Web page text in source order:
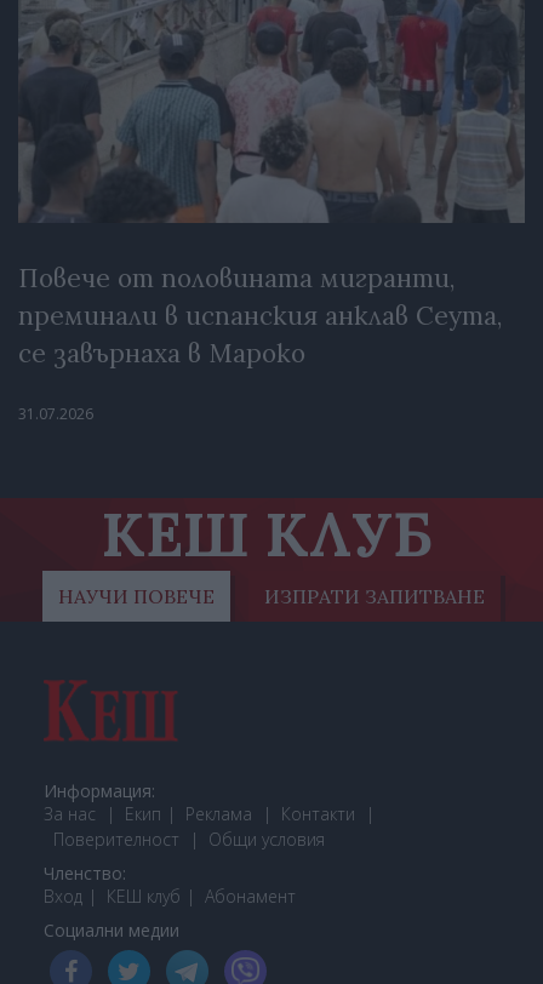
Повече от половината мигранти,
преминали в испанския анклав Сеута,
се завърнаха в Мароко
31.07.2026
КЕШ КЛУБ
НАУЧИ ПОВЕЧЕ ИЗПРАТИ ЗАПИТВАНЕ
Информация:
За нас
Екип Реклама
Контакти
Поверителност
Общи условия
Членство:
Вход
КЕШ клуб Абонамент
Социални медии